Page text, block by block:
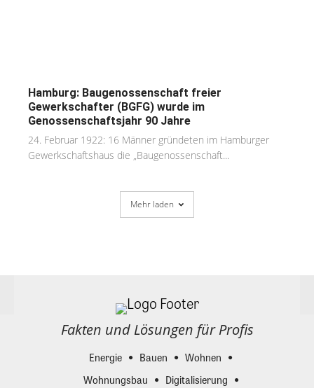
Hamburg: Baugenossenschaft freier
Gewerkschafter (BGFG) wurde im
Genossenschaftsjahr 90 Jahre
24. Februar 1922: 16 Männer gründeten im Hamburger
Gewerkschaftshaus die „Baugenossenschaft...
Mehr laden
Fakten und Lösungen für Profis
Energie Bauen
Wohnen
Wohnungsbau
Digitalisierung